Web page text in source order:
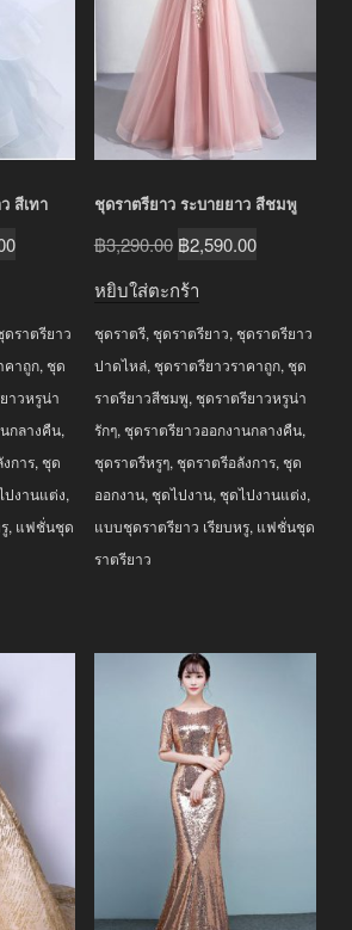
สีเทา
Current
฿2,590.00.
ดราตรียาว
คาถูก, ชุด
าวหรูน่า
กลางคืน,
การ, ชุด
ปงานแต่ง,
, แฟชั่นชุด
ชุดราตรียาว ระบายยาว สีชมพู
฿3,290.00 Original
฿3,290.00.
฿2,590.00Current
฿2,590.00.
หยิบใส่ตะกร้า
ชุดราตรี, ชุดราตรียาว, ชุดราตรียาว
ปาดไหล่, ชุดราตรียาวราคาถูก, ชุด
ราตรียาวสีชมพู, ชุดราตรียาวหรูน่า
รักๆ, ชุดราตรียาวออกงานกลางคืน,
ชุดราตรีหรูๆ, ชุดราตรีอลังการ, ชุด
ออกงาน, ชุดไปงาน, ชุดไปงานแต่ง,
แบบชุดราตรียาว เรียบหรู, แฟชั่นชุด
ราตรียาว